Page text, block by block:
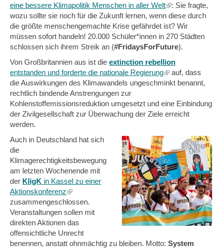
eine bessere Klimapolitik Menschen in aller Welt(link
is
external)
: Sie fragte,
wozu sollte sie noch für die Zukunft lernen, wenn diese durch
die größte menschengemachte Krise gefährdet ist? Wir
müssen sofort handeln! 20.000 Schüler*innen in 270 Städten
schlossen sich ihrem Streik an (#FridaysForFuture).
Von Großbritannien aus ist die extinction rebellion
entstanden und forderte die nationale Regierung(link
is
auf, dass
die Auswirkungen des Klimawandels ungeschminkt benannt,
rechtlich bindende Anstrengungen zur
Kohlenstoffemissionsreduktion umgesetzt und eine Einbindung
der Zivilgesellschaft zur Überwachung der Ziele erreicht
werden.
Auch in Deutschland hat sich
die
Klimagerechtigkeitsbewegung
am letzten Wochenende mit
der KligK in Kassel zu einer
Aktionskonferenz(link
is
external)
zusammengeschlossen.
Veranstaltungen sollen mit
direkten Aktionen das
offensichtliche Unrecht
benennen, anstatt ohnmächtig zu bleiben. Motto: System